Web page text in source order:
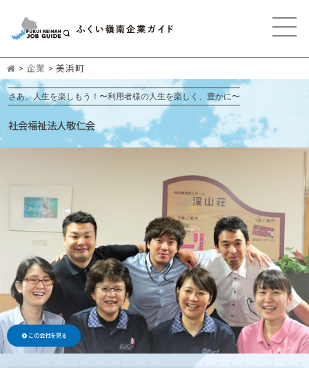
> 企業 > 美浜町
さあ、人生を楽しもう！〜利用者様の人生を楽しく、豊かに〜
社会福祉法人敬仁会
この会社を見る